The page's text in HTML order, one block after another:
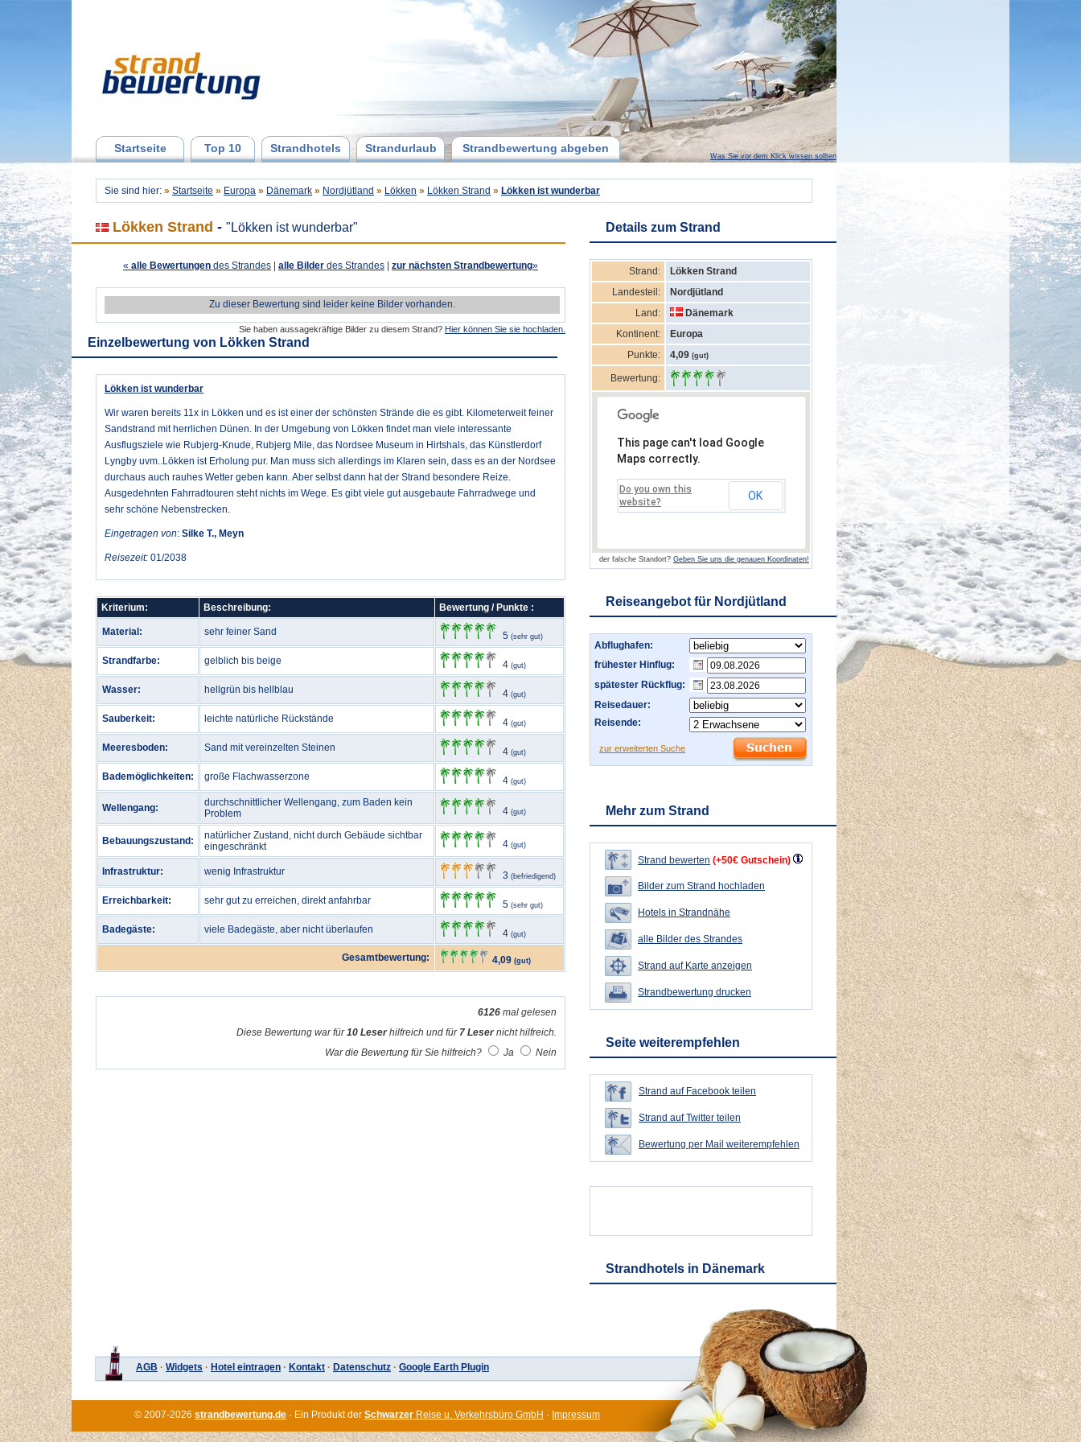
Startseite Top 10 Strandhotels Strandurlaub Strandbewertung abgeben
Was Sie vor dem Klick wissen sollten
Sie sind hier: » Startseite » Europa » Dänemark » Nordjütland » Lökken » Lökken Strand » Lökken ist wunderbar
Lökken Strand - "Lökken ist wunderbar"
« alle Bewertungen des Strandes alle Bilder des Strandes zur nächsten Strandbewertung»
Zu dieser Bewertung sind leider keine Bilder vorhanden.
Sie haben aussagekräftige Bilder zu diesem Strand? Hier können Sie sie hochladen.
Einzelbewertung von Lökken Strand
Lökken ist wunderbar
Wir waren bereits 11x in Lökken und es ist einer der schönsten Strände die es gibt. Kilometerweit feiner
Sandstrand mit herrlichen Dünen. In der Umgebung von Lökken findet man viele interessante
Ausflugsziele wie Rubjerg-Knude, Rubjerg Mile, das Nordsee Museum in Hirtshals, das Künstlerdorf
Lyngby uvm..Lökken ist Erholung pur. Man muss sich allerdings im Klaren sein, dass es an der Nordsee
durchaus auch rauhes Wetter geben kann. Aber selbst dann hat der Strand besondere Reize.
Ausgedehnten Fahrradtouren steht nichts im Wege. Es gibt viele gut ausgebaute Fahrradwege und
sehr schöne Nebenstrecken.
Eingetragen von: Silke T., Meyn
Reisezeit: 01/2038
Kriterium: Beschreibung: Bewertung / Punkte :
Material: sehr feiner Sand 5 (sehr gut)
Strandfarbe: gelblich bis beige 4 (gut)
Wasser: hellgrün bis hellblau 4 (gut)
Sauberkeit: leichte natürliche Rückstände 4 (gut)
Meeresboden: Sand mit vereinzelten Steinen 4 (gut)
Bademöglichkeiten: große Flachwasserzone 4 (gut)
Wellengang:
durchschnittlicher Wellengang, zum Baden kein
Problem
4 (gut)
Bebauungszustand:
natürlicher Zustand, nicht durch Gebäude sichtbar
eingeschränkt
4 (gut)
Infrastruktur: wenig Infrastruktur 3 (befriedigend)
Erreichbarkeit: sehr gut zu erreichen, direkt anfahrbar 5 (sehr gut)
Badegäste: viele Badegäste, aber nicht überlaufen 4 (gut)
Gesamtbewertung: 4,09 (gut)
6126 mal gelesen
Diese Bewertung war für10 Leserhilfreich und für 7 Lesernicht hilfreich.
War die Bewertung für Sie hilfreich?
Ja Nein
Details zum Strand
Strand:
Lökken Strand
Landesteil:
Nordjütland
Land:
Dänemark
Kontinent:
Europa
Punkte:
4,09 (gut)
Bewertung:
This page can't load Google
Maps correctly.
Do you own this
website?
OK
der falsche Standort? Geben Sie uns die genauen Koordinaten!
Reiseangebot für Nordjütland
Abflughafen:
frühester Hinflug:
spätester Rückflug:
Reisedauer:
Reisende:
zur erweiterten Suche
Mehr zum Strand
Strand bewerten (+50€ Gutschein)
Bilder zum Strand hochladen
Hotels in Strandnähe
alle Bilder des Strandes
Strand auf Karte anzeigen
Strandbewertung drucken
Seite weiterempfehlen
Strand auf Facebook teilen
Strand auf Twitter teilen
Bewertung per Mail weiterempfehlen
Strandhotels in Dänemark
AGB · Widgets · Hotel eintragen · Kontakt · Datenschutz · Google Earth Plugin
© 2007-2026 strandbewertung.de · Ein Produkt der Schwarzer Reise u. Verkehrsbüro GmbH · Impressum